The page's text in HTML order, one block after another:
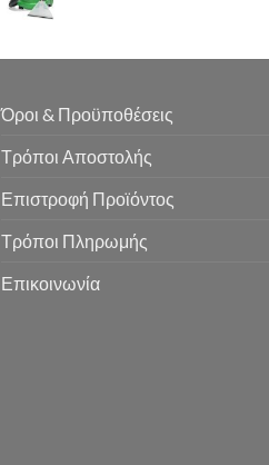
Όροι & Προϋποθέσεις
Τρόποι Αποστολής
Επιστροφή Προϊόντος
Τρόποι Πληρωμής
Επικοινωνία